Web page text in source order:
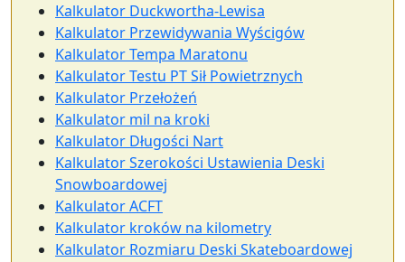
Kalkulator Duckwortha-Lewisa
Kalkulator Przewidywania Wyścigów
Kalkulator Tempa Maratonu
Kalkulator Testu PT Sił Powietrznych
Kalkulator Przełożeń
Kalkulator mil na kroki
Kalkulator Długości Nart
Kalkulator Szerokości Ustawienia Deski
Snowboardowej
Kalkulator ACFT
Kalkulator kroków na kilometry
Kalkulator Rozmiaru Deski Skateboardowej